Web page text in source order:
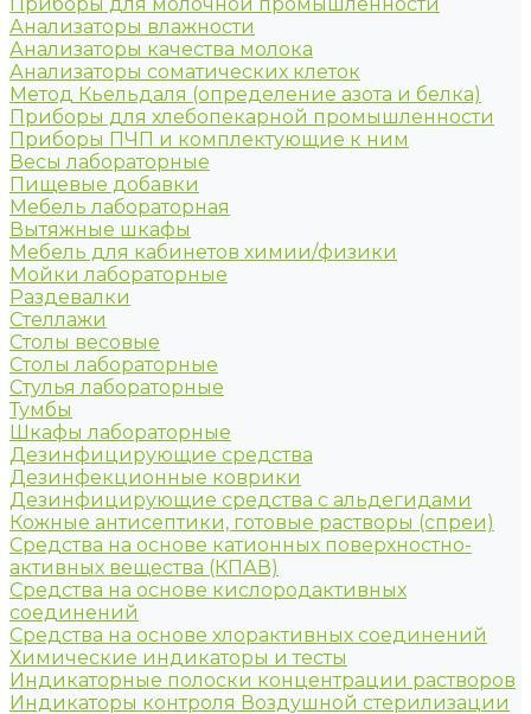
Анализаторы влажности
Анализаторы качества молока
Анализаторы соматических клеток
Метод Кьельдаля (определение азота и белка)
Приборы для хлебопекарной промышленности
Приборы ПЧП и комплектующие к ним
Весы лабораторные
Пищевые добавки
Мебель лабораторная
Вытяжные шкафы
Мебель для кабинетов химии/физики
Мойки лабораторные
Раздевалки
Стеллажи
Столы весовые
Столы лабораторные
Стулья лабораторные
Тумбы
Шкафы лабораторные
Дезинфицирующие средства
Дезинфекционные коврики
Дезинфицирующие средства с альдегидами
Кожные антисептики, готовые растворы (спреи)
Средства на основе катионных поверхностно-
активных вещества (КПАВ)
Средства на основе кислородактивных
соединений
Средства на основе хлорактивных соединений
Химические индикаторы и тесты
Индикаторные полоски концентрации растворов
Индикаторы контроля Воздушной стерилизации